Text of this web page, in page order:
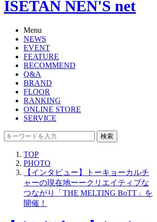
ISETAN NEN'S net
Menu
NEWS
EVENT
FEATURE
RECOMMEND
Q&A
BRAND
FLOOR
RANKING
ONLINE STORE
SERVICE
検索
TOP
PHOTO
【インタビュー】トーキョーカルチ
ャーの現在地ーークリエイティブな
つながり「THE MELTING BoTT」を
開催！